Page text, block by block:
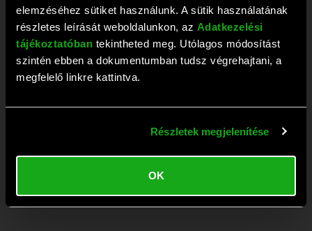
elemzéséhez sütiket használunk. A sütik használatának
részletes leírását weboldalunkon, az Adatkezelési
tájékoztatóban tekintheted meg. Utólagos módosítást
szintén ebben a dokumentumban tudsz végrehajtani, a
megfelelő linkre kattintva.
Részletek megjelenítése
OK
Nyitva: Hétfő-Péntek 10-19; Szombat 9-13 óráig
Rufusz Computer Szerviz
Fax: +36 1 386 6022
E-mail:szerviz@rufusz.hu
Nyitva: Hétfő-Kedd 10-16; Szerda 10-18;
Csütörtök-Péntek 10-16 óráig